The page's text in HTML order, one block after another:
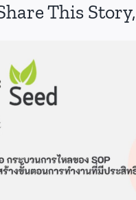
This Story,